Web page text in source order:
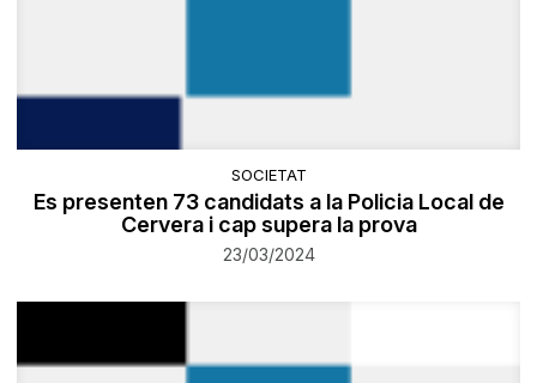
SOCIETAT
Es presenten 73 candidats a la Policia Local de
Cervera i cap supera la prova
23/03/2024